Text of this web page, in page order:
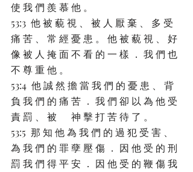
使 我 們 羨 慕 他 。
53:3  他 被 藐 視 、 被 人 厭 棄 、 多 受
痛 苦 、 常 經 憂 患 。 他 被 藐 視 、 好
像 被 人 掩 面 不 看 的 一 樣 ． 我 們 也
不 尊 重 他 。
53:4  他 誠 然 擔 當 我 們 的 憂 患 、 背
負 我 們 的 痛 苦 ． 我 們 卻 以 為 他 受
責 罰 、 被 　 神 擊 打 苦 待 了 。
53:5  那 知 他 為 我 們 的 過 犯 受 害 、
為 我 們 的 罪 孽 壓 傷 ． 因 他 受 的 刑
罰 我 們 得 平 安 ． 因 他 受 的 鞭 傷 我